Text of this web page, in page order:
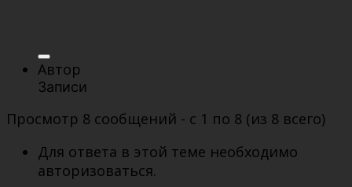
Автор
Записи
Просмотр 8 сообщений - с 1 по 8 (из 8 всего)
Для ответа в этой теме необходимо
авторизоваться.